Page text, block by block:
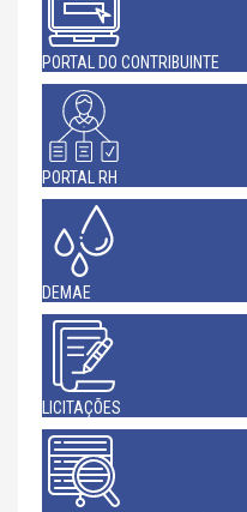
PORTAL DO CONTRIBUINTE
PORTAL RH
DEMAE
LICITAÇÕES